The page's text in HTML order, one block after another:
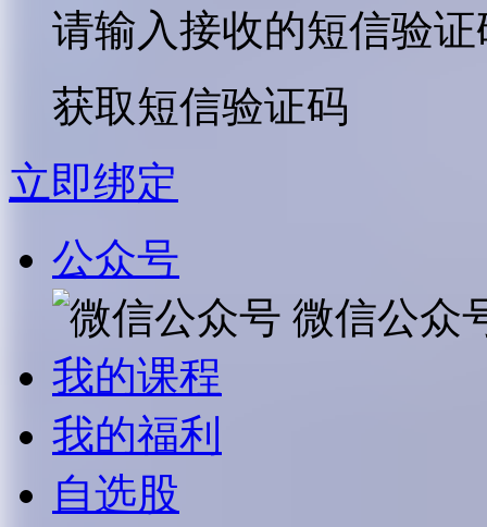
请输入接收的短信验证
获取短信验证码
立即绑定
公众号
微信公众
我的课程
我的福利
自选股